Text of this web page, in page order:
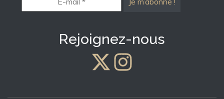
mail
*
Rejoignez-nous